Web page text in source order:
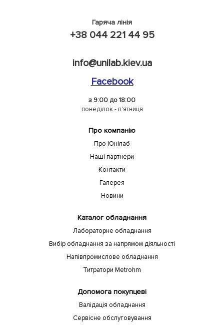
Гаряча лінія
+38 044 221 44 95
info@unilab.kiev.ua
Facebook
з 9:00 до 18:00
понеділок - п'ятниця
Про компанію
Про Юнілаб
Наші партнери
Контакти
Галерея
Новини
Каталог обладнання
Лабораторне обладнання
Вибір обладнання за напрямом діяльності
Напівпромислове обладнання
Титратори Metrohm
Допомога покупцеві
Валідація обладнання
Сервісне обслуговування